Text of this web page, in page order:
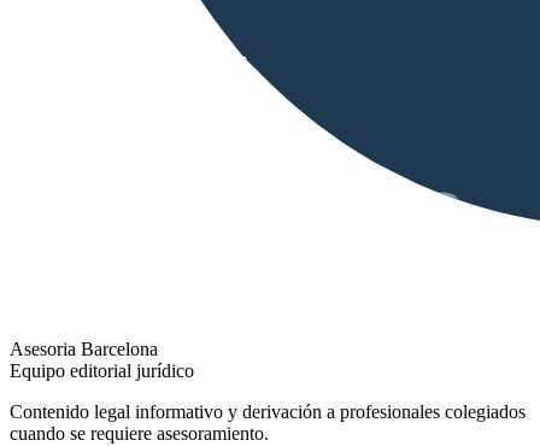
Asesoria Barcelona
Equipo editorial jurídico
Contenido legal informativo y derivación a profesionales colegiados
cuando se requiere asesoramiento.